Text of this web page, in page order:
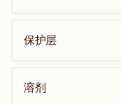
保护层
溶剂